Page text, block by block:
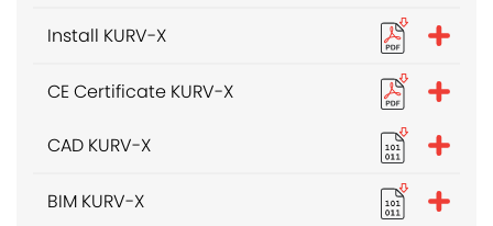
Install KURV-X
CE Certificate KURV-X
CAD KURV-X
BIM KURV-X